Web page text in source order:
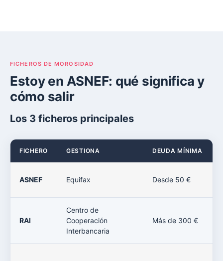
FICHEROS DE MOROSIDAD
Estoy en ASNEF: qué significa y
cómo salir
Los 3 ficheros principales
FICHERO GESTIONA DEUDA MÍNIMA
ASNEF Equifax Desde 50 €
RAI
Centro de
Cooperación
Interbancaria
Más de 300 €